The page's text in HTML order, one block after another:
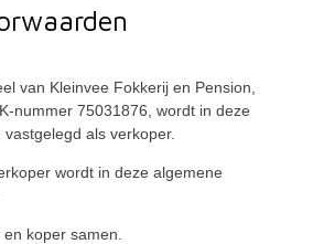
van Kleinvee Fokkerij en Pension,
nummer 75031876, wordt in deze
als verkoper.
wordt in deze algemene
koper samen.